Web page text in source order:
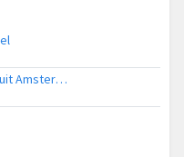
Politiehelikopter onderweg vanuit Amsterdam Vliegveld Schiphol